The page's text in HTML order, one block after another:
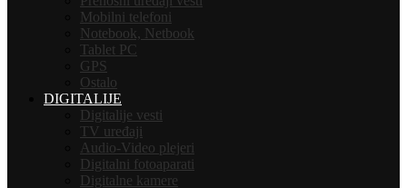
Mobilni telefoni
Notebook, Netbook
Tablet PC
GPS
Ostalo
DIGITALIJE
Digitalije vesti
TV uređaji
Audio-Video plejeri
Digitalni fotoaparati
Digitalne kamere